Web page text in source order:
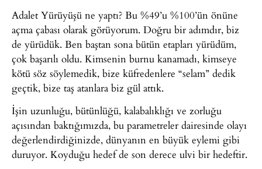
Adalet Yürüyüşü ne yaptı? Bu %49’u %100’ün önüne
açma çabası olarak görüyorum. Doğru bir adımdır, biz
de yürüdük. Ben baştan sona bütün etapları yürüdüm,
çok başarılı oldu. Kimsenin burnu kanamadı, kimseye
kötü söz söylemedik, bize küfredenlere “selam” dedik
geçtik, bize taş atanlara biz gül attık.
İşin uzunluğu, bütünlüğü, kalabalıklığı ve zorluğu
açısından baktığımızda, bu parametreler dairesinde olayı
değerlendirdiğinizde, dünyanın en büyük eylemi gibi
duruyor. Koyduğu hedef de son derece ulvi bir hedeftir.